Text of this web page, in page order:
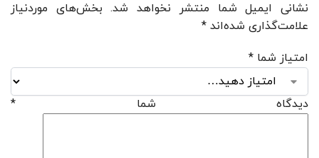
نشانی ایمیل شما منتشر نخواهد شد. بخش‌های موردنیاز
علامت‌گذاری شده‌اند *
امتیاز شما *
دیدگاه شما *